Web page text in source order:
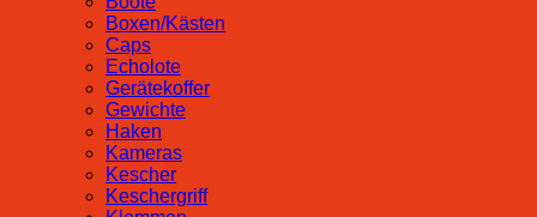
Boxen/Kästen
Caps
Echolote
Gerätekoffer
Gewichte
Haken
Kameras
Kescher
Keschergriff